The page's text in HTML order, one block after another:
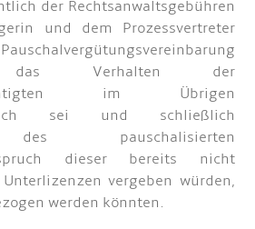
der Rechtsanwaltsgebühren
und dem Prozessvertreter
das Verhalten der
im Übrigen
sei und schließlich
pauschalisierten
dieser bereits nicht
vergeben würden,
werden könnten.